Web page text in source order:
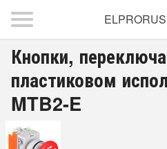
Кнопки,
пластиковом
MTB2-E